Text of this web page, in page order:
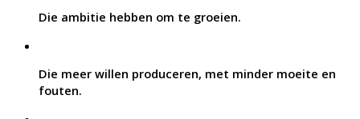
Die ambitie hebben om te groeien.
Die meer willen produceren, met minder moeite en
fouten.